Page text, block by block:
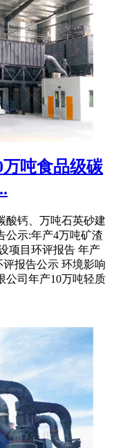
吨食品级碳
酸钙、万吨石英砂建
公示:年产4万吨矿渣
项目环评报告 年产
报告公示 环境影响
公司年产10万吨轻质